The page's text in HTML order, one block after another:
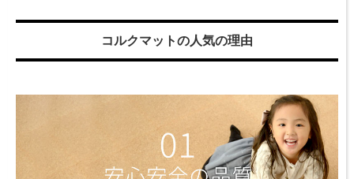
コルクマットの人気の理由